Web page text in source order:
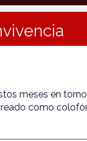
meses en
como